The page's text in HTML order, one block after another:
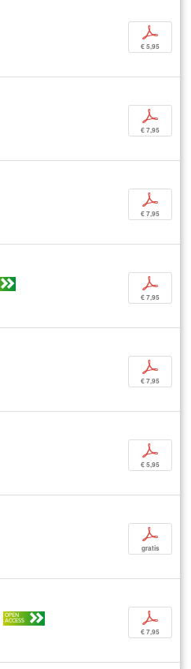
p
€ 5,95
p
€ 7,95
p
€ 7,95
p
€ 7,95
p
€ 7,95
p
€ 5,95
p
gratis
OPEN
ACCESS p
€ 7,95